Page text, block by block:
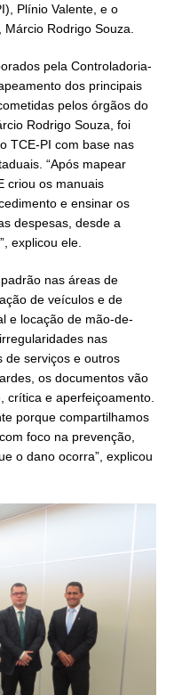
Plínio Valente, e o
Rodrigo Souza.
pela Controladoria-
dos principais
pelos órgãos do
Rodrigo Souza, foi
TCE-PI com base nas
“Após mapear
criou os manuais
e ensinar os
despesas, desde a
explicou ele.
nas áreas de
de veículos e de
e locação de mão-de-
nas
de serviços e outros
os documentos vão
crítica e aperfeiçoamento.
porque compartilhamos
foco na prevenção,
o dano ocorra”, explicou